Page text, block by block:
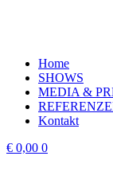
Home
SHOWS
MEDIA &
Kontakt
€ 0,00 0